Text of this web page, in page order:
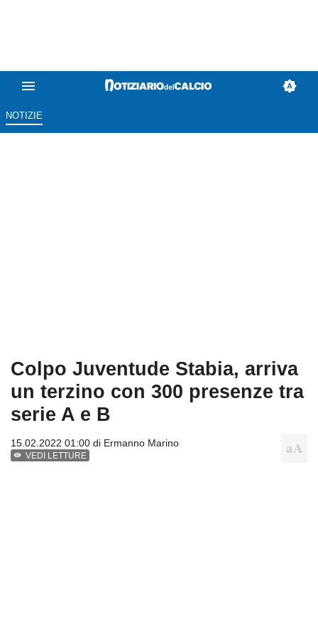
NOTIZIE
Colpo Juventude Stabia, arriva
un terzino con 300 presenze tra
serie A e B
15.02.2022 01:00 di Ermanno Marino
VEDI LETTURE